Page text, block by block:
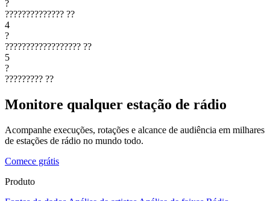
?
?????????????? ??
4
?
?????????????????? ??
5
?
????????? ??
Monitore qualquer estação de rádio
Acompanhe execuções, rotações e alcance de audiência em milhares
de estações de rádio no mundo todo.
Comece grátis
Produto